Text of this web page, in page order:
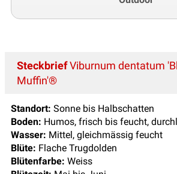
SteckbriefViburnum dentatum
Muffin'®
Standort: Sonne bis Halbschatten
Boden: Humos, frisch bis feucht,
Wasser: Mittel, gleichmässig feucht
Blüte: Flache Trugdolden
Blütenfarbe: Weiss